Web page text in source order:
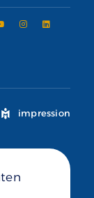
impression